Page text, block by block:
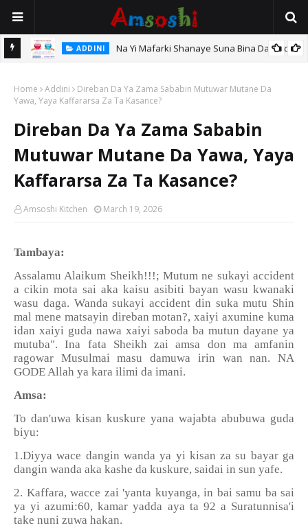
ADDINI Na Yi Mafarki Shanaye Suna Bina Da Gudu
Home Addini
Direban Da Ya Zama Sababin Mutuwar Mutane Da
Yawa, Yaya Kaffararsa Za Ta Kasance?
Direban Da Ya Zama Sababin
Mutuwar Mutane Da Yawa, Yaya
Kaffararsa Za Ta Kasance?
Amsoshi Kitchen March 19, 2026
Tambaya:
Assalamu Alaikum Sheikh!!!; Mutum ne sukayi accident
a cikin mota sai aka kaisu asibiti bayan wasu kwanaki
wasu daga. Wanda sukayi accident din suka mutu Shin
mal mene matsayin direban motan?, xaiyi axumine kuma
idan xaiyi guda nawa xaiyi saboda ba mutun dayane ya
mutuba". Ina fata Sheikh zai amsa don ma amfanin
ragowar Musulmai masu damuwa irin wan nan. NA
GODE Allah ya kara ilimi da imani.
Amsa:
To dan'uwa kisan kuskure yana wajabta abubuwa guda
biyu:
1.Diyya wace dangin wanda ya yi kisan za su bayar ga
dangin wanda aka kashe da kuskure, saidai in sun yafe.
2. Kaffara, wacce zai 'yanta kuyanga, in bai samu ba sai
ya yi azumi:60, kamar yadda aya ta 92 a Suratunnisa'i
take nuni zuwa hakan.